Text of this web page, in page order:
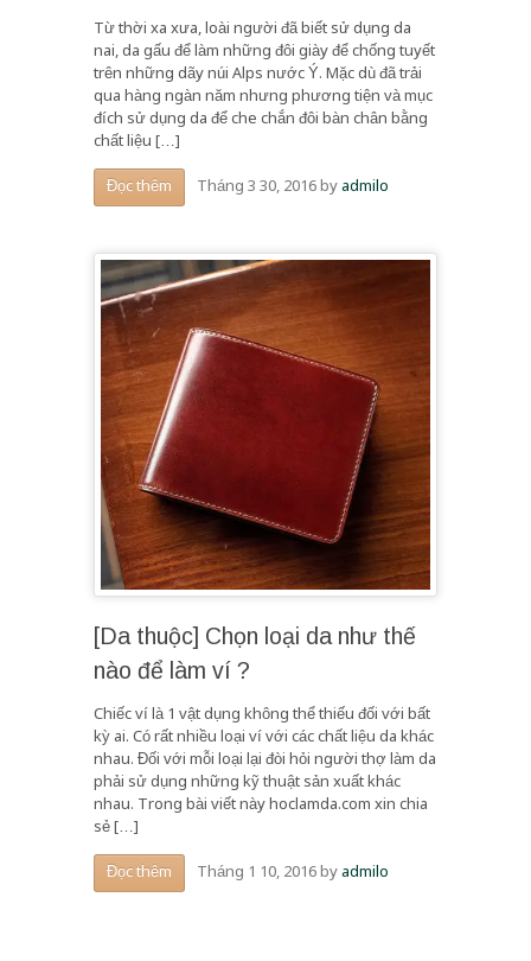
Từ thời xa xưa, loài người đã biết sử dụng da
nai, da gấu để làm những đôi giày để chống tuyết
trên những dãy núi Alps nước Ý. Mặc dù đã trải
qua hàng ngàn năm nhưng phương tiện và mục
đích sử dụng da để che chắn đôi bàn chân bằng
chất liệu […]
Đọc thêm Tháng 3 30, 2016byadmilo
[Da thuộc] Chọn loại da như thế
nào để làm ví ?
Chiếc ví là 1 vật dụng không thể thiếu đối với bất
kỳ ai. Có rất nhiều loại ví với các chất liệu da khác
nhau. Đối với mỗi loại lại đòi hỏi người thợ làm da
phải sử dụng những kỹ thuật sản xuất khác
nhau. Trong bài viết này hoclamda.com xin chia
sẻ […]
Đọc thêm Tháng 1 10, 2016byadmilo